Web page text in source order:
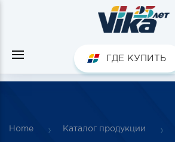
ГДЕ КУПИТЬ
Home Каталог продукции